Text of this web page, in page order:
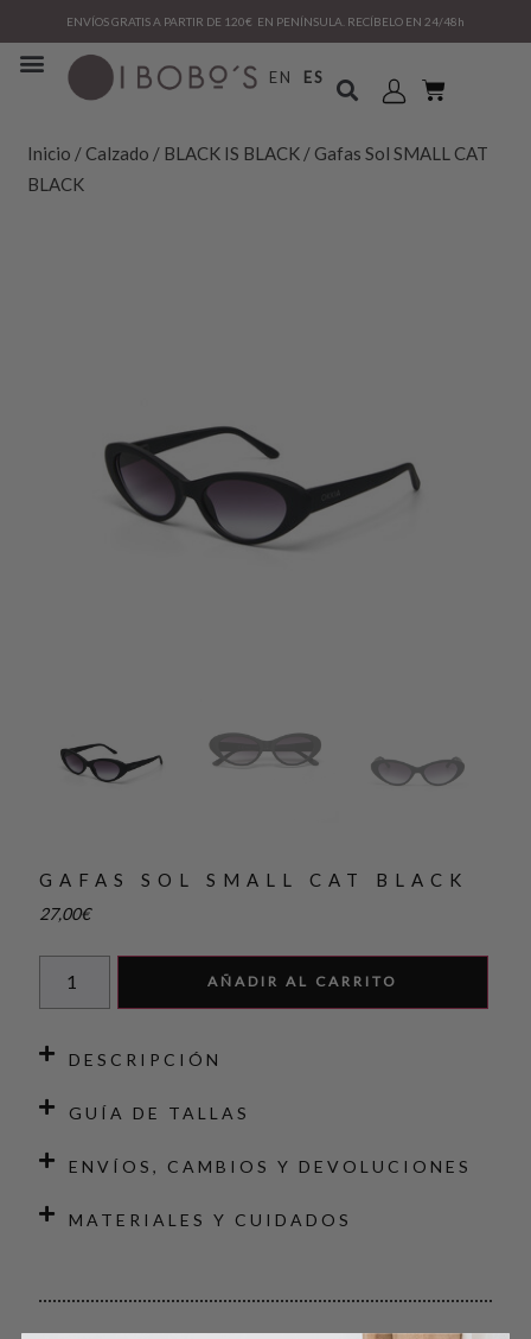
ENVÍOS GRATIS A PARTIR DE 120€ EN PENÍNSULA. RECÍBELO EN 24/48h
EN ES
Inicio / Calzado / BLACK IS BLACK / Gafas Sol SMALL CAT
BLACK
GAFAS SOL SMALL CAT BLACK
27,00€
AÑADIR AL CARRITO
DESCRIPCIÓN
GUÍA DE TALLAS
ENVÍOS, CAMBIOS Y DEVOLUCIONES
MATERIALES Y CUIDADOS